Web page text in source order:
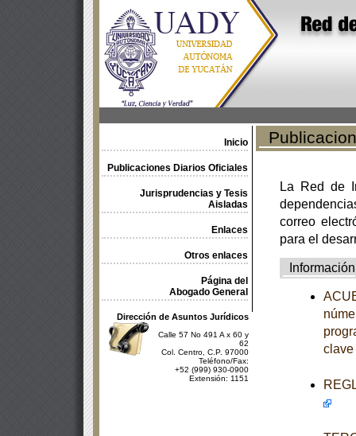
Inicio
Publicaciones Diarios Oficiales
Jurisprudencias y Tesis
Aisladas
Enlaces
Otros enlaces
Página del
Abogado General
Dirección de Asuntos Jurídicos
Calle 57 No 491 A x 60 y
62
Col. Centro, C.P. 97000
Teléfono/Fax:
+52 (999) 930-0900
Extensión: 1151
La Red de
correo
para el
Información